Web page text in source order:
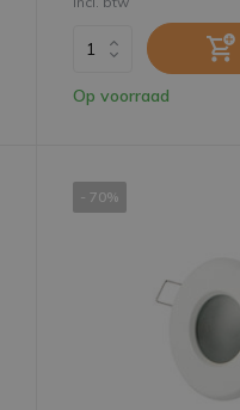
Op voorraad
- 70%